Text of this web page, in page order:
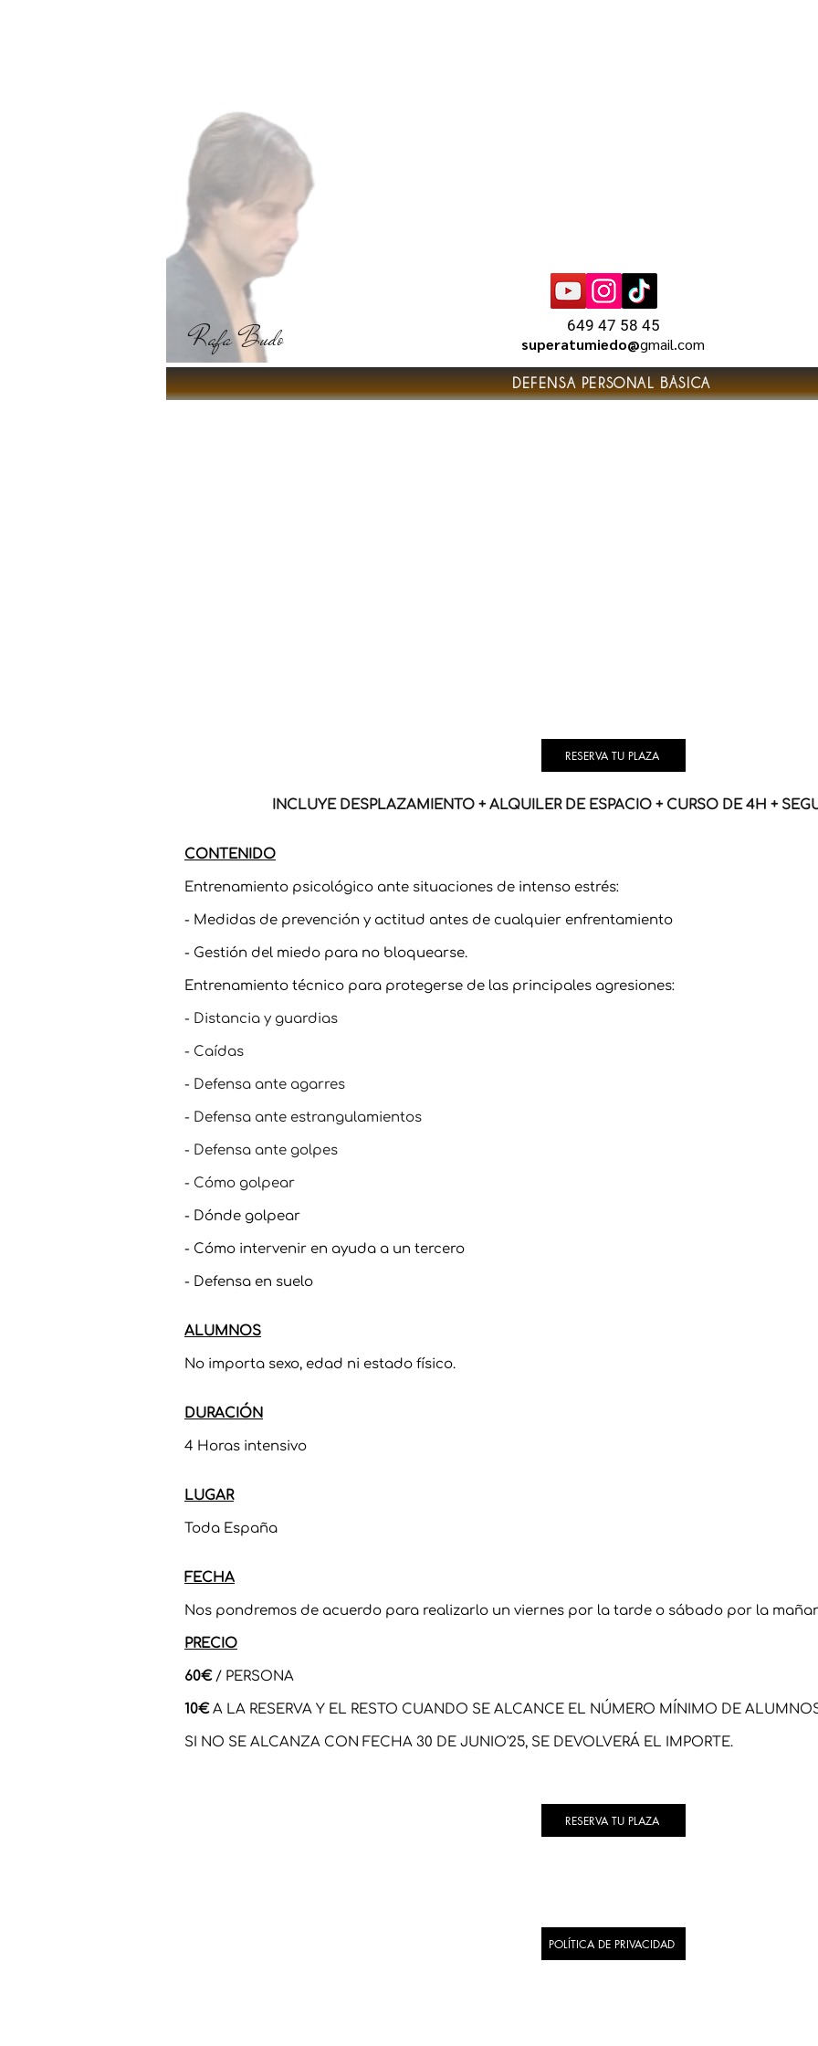
Rafa Budo 649 47 58 45
superatumiedo@gmail.com
DEFENSA PERSONAL BÁSICA
INCLUYE DESPLAZAMIENTO + ALQUILER DE ESPACIO + CURSO DE 4H +
CONTENIDO
Entrenamiento psicológico ante situaciones de intenso estrés:
- Medidas de prevención y actitud antes de cualquier enfrentamiento
- Gestión del miedo para no bloquearse.
Entrenamiento técnico para protegerse de las principales agresiones:
- Distancia y guardias
- Caídas
- Defensa ante agarres
- Defensa ante estrangulamientos
- Defensa ante golpes
- Cómo golpear
- Dónde golpear
- Cómo intervenir en ayuda a un tercero
- Defensa en suelo
ALUMNOS
No importa sexo, edad ni estado físico.
DURACIÓN
4 Horas intensivo
LUGAR
​Toda España
FECHA
Nos pondremos de acuerdo para realizarlo un viernes por la tarde o sábado por la
PRECIO
60€ / PERSONA
10€A LA RESERVA Y EL RESTO CUANDO SE ALCANCE EL NÚMERO MÍNIMO DE
SI NO SE ALCANZA CON FECHA 30 DE JUNIO'25, SE DEVOLVERÁ EL IMPORTE.
RESERVA TU PLAZA
RESERVA TU PLAZA
POLÍTICA DE PRIVACIDAD